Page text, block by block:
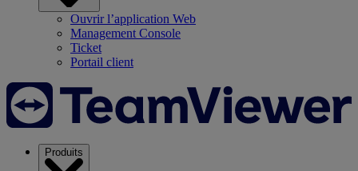
Ouvrir l’application Web
Management Console
Ticket
Portail client
Produits